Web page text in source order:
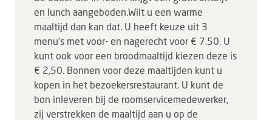
en lunch aangeboden.Wilt u een warme
maaltijd dan kan dat. U heeft keuze uit 3
menu’s met voor- en nagerecht voor € 7.50. U
kunt ook voor een broodmaaltijd kiezen deze is
€ 2,50. Bonnen voor deze maaltijden kunt u
kopen in het bezoekersrestaurant. U kunt de
bon inleveren bij de roomservicemedewerker,
zij verstrekken de maaltijd aan u op de